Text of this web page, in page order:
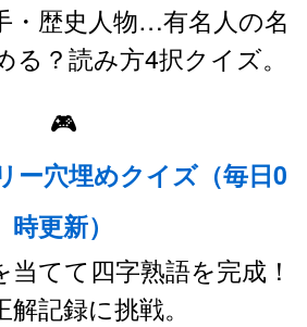
・歴史人物…有名人の名
る？読み方4択クイズ。
🎮
ー穴埋めクイズ（毎日0
時更新）
てて四字熟語を完成！
解記録に挑戦。